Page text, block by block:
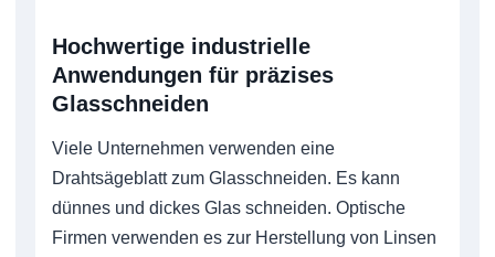
Hochwertige industrielle
Anwendungen für präzises
Glasschneiden
Viele Unternehmen verwenden eine
Drahtsägeblatt zum Glasschneiden. Es kann
dünnes und dickes Glas schneiden. Optische
Firmen verwenden es zur Herstellung von Linsen